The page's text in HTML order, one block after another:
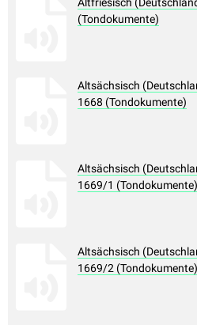
(Tondokumente)
Altsächsisch
1668 (Tondokumente)
Altsächsisch
1669/1 (Tondokumente)
Altsächsisch
1669/2 (Tondokumente)